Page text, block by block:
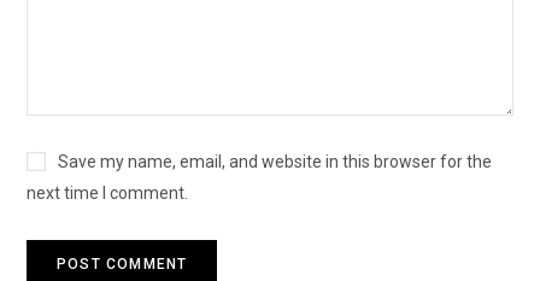
Save my name, email, and website in this browser for the
next time I comment.